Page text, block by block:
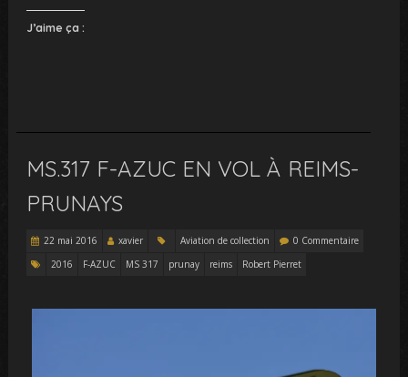
J’aime ça :
MS.317 F-AZUC EN VOL À REIMS-
PRUNAYS
22 mai 2016 xavier Aviation de collection
0 Commentaire
2016
F-AZUC MS 317 prunay reims Robert Pierret